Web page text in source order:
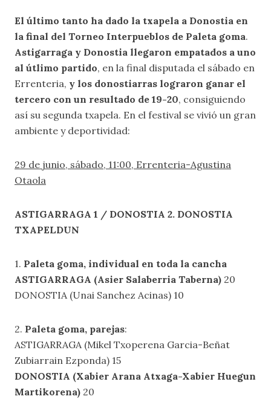
El último tanto ha dado la txapela a Donostia en
la final del Torneo Interpueblos de Paleta goma.
Astigarraga y Donostia llegaron empatados a uno
al útlimo partido, en la final disputada el sábado en
Errenteria, y los donostiarras lograron ganar el
tercero con un resultado de 19-20, consiguiendo
así su segunda txapela. En el festival se vivió un gran
ambiente y deportividad:
29 de junio, sábado, 11:00, Errenteria-Agustina
Otaola
ASTIGARRAGA 1 / DONOSTIA 2. DONOSTIA
TXAPELDUN
1. Paleta goma, individual en toda la cancha
ASTIGARRAGA (Asier Salaberria Taberna) 20
DONOSTIA (Unai Sanchez Acinas) 10
2. Paleta goma, parejas:
ASTIGARRAGA (Mikel Txoperena Garcia-Beñat
Zubiarrain Ezponda) 15
DONOSTIA (Xabier Arana Atxaga-Xabier Huegun
Martikorena) 20